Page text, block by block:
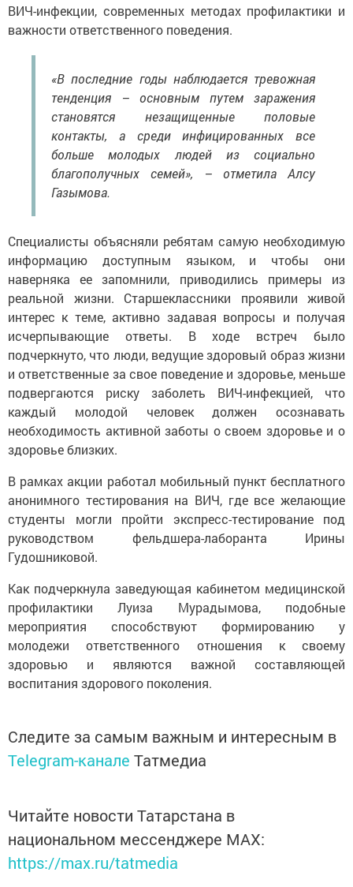
ВИЧ-инфекции, современных методах профилактики и
важности ответственного поведения.
«В последние годы наблюдается тревожная
тенденция – основным путем заражения
становятся незащищенные половые
контакты, а среди инфицированных все
больше молодых людей из социально
благополучных семей», – отметила Алсу
Газымова.
Специалисты объясняли ребятам самую необходимую
информацию доступным языком, и чтобы они
наверняка ее запомнили, приводились примеры из
реальной жизни. Старшеклассники проявили живой
интерес к теме, активно задавая вопросы и получая
исчерпывающие ответы. В ходе встреч было
подчеркнуто, что люди, ведущие здоровый образ жизни
и ответственные за свое поведение и здоровье, меньше
подвергаются риску заболеть ВИЧ-инфекцией, что
каждый молодой человек должен осознавать
необходимость активной заботы о своем здоровье и о
здоровье близких.
В рамках акции работал мобильный пункт бесплатного
анонимного тестирования на ВИЧ, где все желающие
студенты могли пройти экспресс-тестирование под
руководством фельдшера-лаборанта Ирины
Гудошниковой.
Как подчеркнула заведующая кабинетом медицинской
профилактики Луиза Мурадымова, подобные
мероприятия способствуют формированию у
молодежи ответственного отношения к своему
здоровью и являются важной составляющей
воспитания здорового поколения.
Следите за самым важным и интересным в
Telegram-канале Татмедиа
Читайте новости Татарстана в
национальном мессенджере MАХ:
https://max.ru/tatmedia